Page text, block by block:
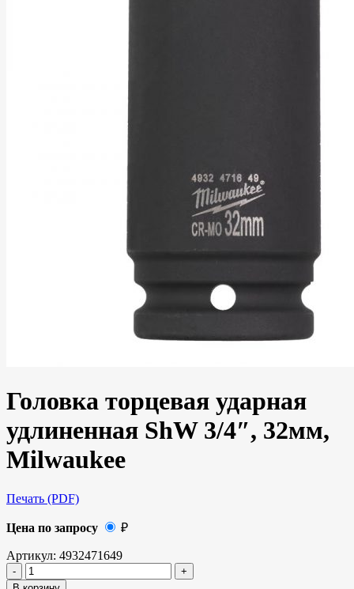
Головка торцевая ударная
удлиненная ShW 3/4″, 32мм,
Milwaukee
Печать (PDF)
Цена по запросу ₽
Артикул: 4932471649